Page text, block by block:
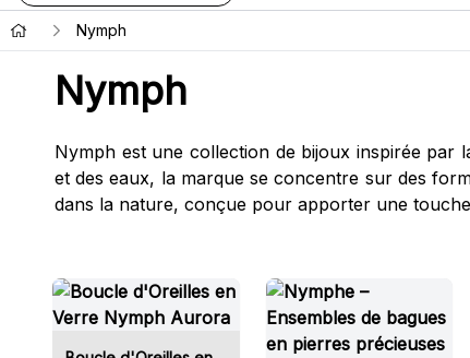
Nymph
Nymph
Nymph est une collection de bijoux inspirée par
et des eaux, la marque se concentre sur des
dans la nature, conçue pour apporter une